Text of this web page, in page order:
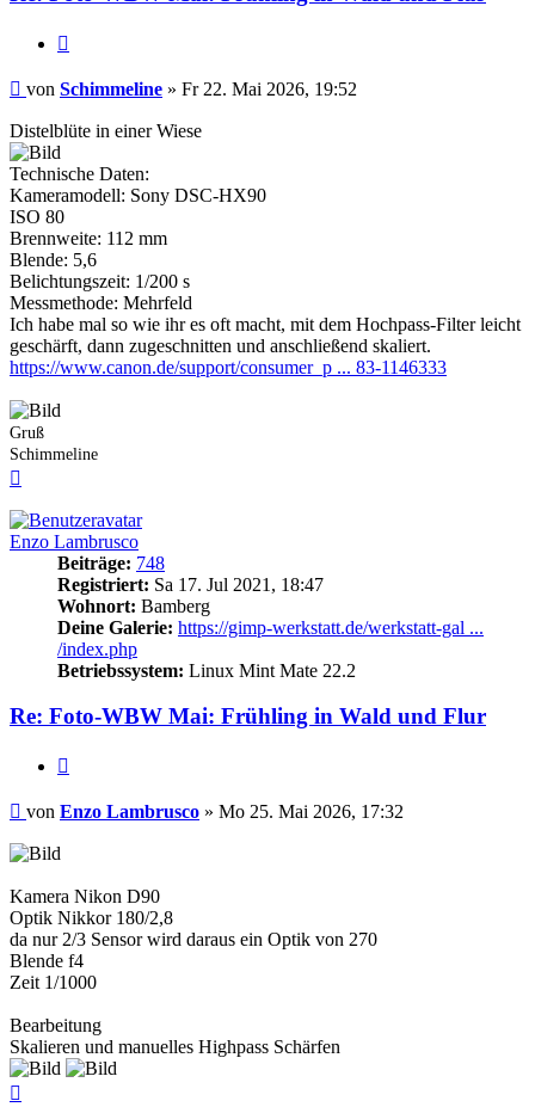
Beitrag
von Schimmeline » Fr 22. Mai 2026, 19:52
Distelblüte in einer Wiese
Technische Daten:
Kameramodell: Sony DSC-HX90
ISO 80
Brennweite: 112 mm
Blende: 5,6
Belichtungszeit: 1/200 s
Messmethode: Mehrfeld
Ich habe mal so wie ihr es oft macht, mit dem Hochpass-Filter leicht
geschärft, dann zugeschnitten und anschließend skaliert.
https://www.canon.de/support/consumer_p ... 83-1146333
Gruß
Schimmeline
Enzo Lambrusco
Beiträge: 748
Registriert: Sa 17. Jul 2021, 18:47
Wohnort: Bamberg
Deine Galerie: https://gimp-werkstatt.de/werkstatt-gal ...
/index.php
Betriebssystem: Linux Mint Mate 22.2
Re: Foto-WBW Mai: Frühling in Wald und Flur
Beitrag
von Enzo Lambrusco » Mo 25. Mai 2026, 17:32
Kamera Nikon D90
Optik Nikkor 180/2,8
da nur 2/3 Sensor wird daraus ein Optik von 270
Blende f4
Zeit 1/1000
Bearbeitung
Skalieren und manuelles Highpass Schärfen